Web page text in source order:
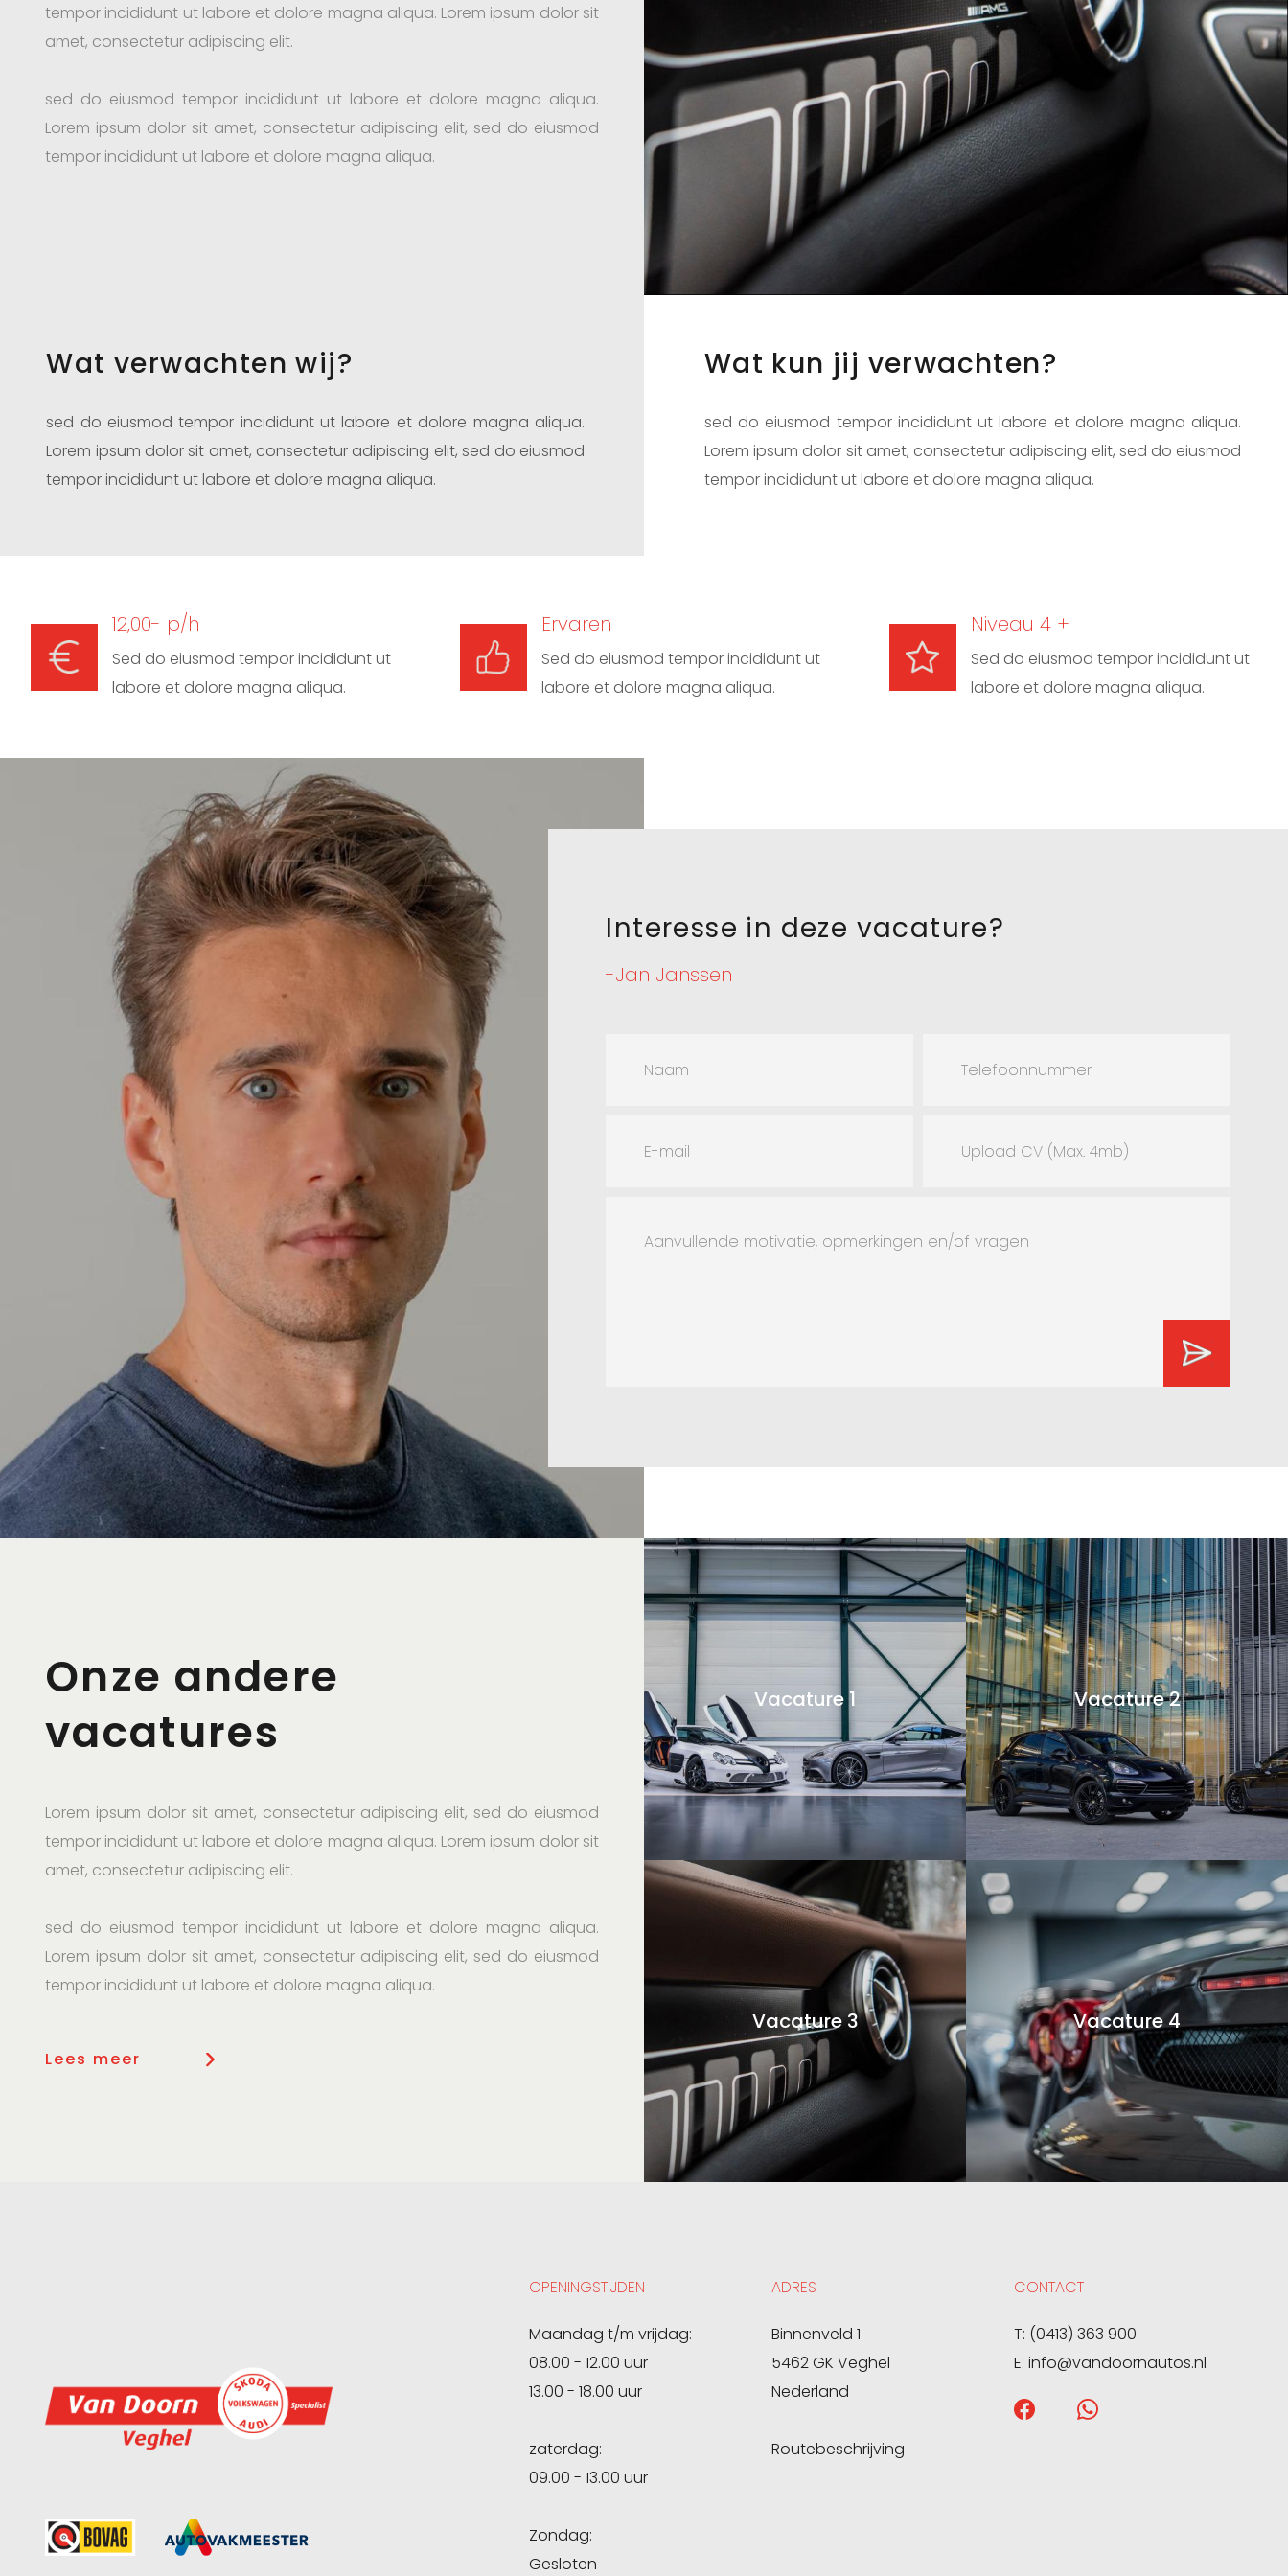
tempor incididunt ut labore et dolore magna aliqua. Lorem ipsum dolor sit
amet, consectetur adipiscing elit.
sed do eiusmod tempor incididunt ut labore et dolore magna aliqua.
Lorem ipsum dolor sit amet, consectetur adipiscing elit, sed do eiusmod
tempor incididunt ut labore et dolore magna aliqua.
Wat verwachten wij?
sed do eiusmod tempor incididunt ut labore et dolore magna aliqua.
Lorem ipsum dolor sit amet, consectetur adipiscing elit, sed do eiusmod
tempor incididunt ut labore et dolore magna aliqua.
Wat kun jij verwachten?
sed do eiusmod tempor incididunt ut labore et dolore magna aliqua.
Lorem ipsum dolor sit amet, consectetur adipiscing elit, sed do eiusmod
tempor incididunt ut labore et dolore magna aliqua.
12,00- p/h
Sed do eiusmod tempor incididunt ut
labore et dolore magna aliqua.
Ervaren
Sed do eiusmod tempor incididunt ut
labore et dolore magna aliqua.
Niveau 4 +
Sed do eiusmod tempor incididunt ut
labore et dolore magna aliqua.
Interesse in deze vacature?
-Jan Janssen
Upload CV (Max. 4mb)
Vacature 1 Vacature 2
Vacature 3 Vacature 4
Onze andere
vacatures
Lorem ipsum dolor sit amet, consectetur adipiscing elit, sed do eiusmod
tempor incididunt ut labore et dolore magna aliqua. Lorem ipsum dolor sit
amet, consectetur adipiscing elit.
sed do eiusmod tempor incididunt ut labore et dolore magna aliqua.
Lorem ipsum dolor sit amet, consectetur adipiscing elit, sed do eiusmod
tempor incididunt ut labore et dolore magna aliqua.
Lees meer
OPENINGSTIJDEN
Maandag t/m vrijdag:
08.00 - 12.00 uur
13.00 - 18.00 uur
zaterdag:
09.00 - 13.00 uur
Zondag:
Gesloten
ADRES
Binnenveld 1
5462 GK Veghel
Nederland
Routebeschrijving
CONTACT
T: (0413) 363 900
E:info@vandoornautos.nl